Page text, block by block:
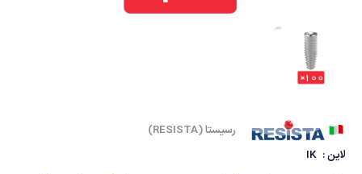
رسیستا (RESISTA)
لاین : IK